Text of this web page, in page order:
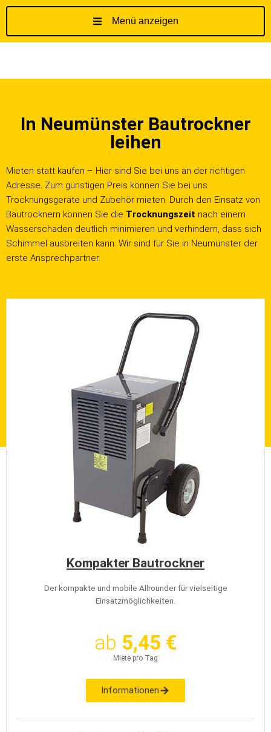
Menü anzeigen
In Neumünster Bautrockner
leihen
Mieten statt kaufen – Hier sind Sie bei uns an der richtigen
Adresse. Zum günstigen Preis können Sie bei uns
Trocknungsgeräte und Zubehör mieten. Durch den Einsatz von
Bautrocknern können Sie die Trocknungszeit nach einem
Wasserschaden deutlich minimieren und verhindern, dass sich
Schimmel ausbreiten kann. Wir sind für Sie in Neumünster der
erste Ansprechpartner.
Kompakter Bautrockner
Der kompakte und mobile Allrounder für vielseitige
Einsatzmöglichkeiten.
ab 5,45 €
Miete pro Tag
Informationen